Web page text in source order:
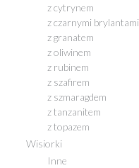
z cytrynem
z czarnymi brylantami
z granatem
z oliwinem
z rubinem
z szafirem
z szmaragdem
z tanzanitem
z topazem
Wisiorki
Inne